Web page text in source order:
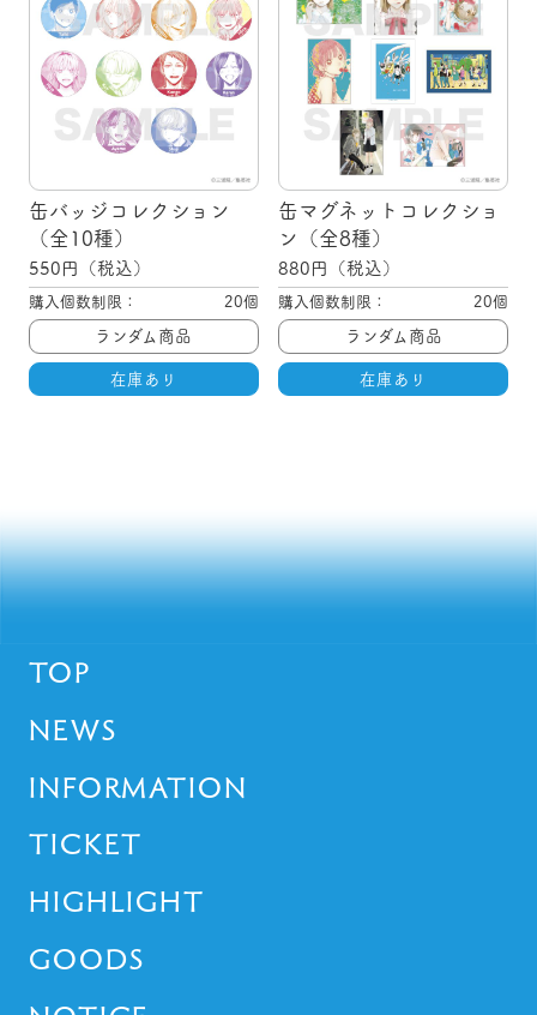
缶バッジコレクション
（全10種）
550 円（税込）
購入個数制限： 20個
ランダム商品
在庫あり
缶マグネットコレクショ
ン（全8種）
880 円（税込）
購入個数制限： 20個
ランダム商品
在庫あり
TOP
NEWS
INFORMATION
TICKET
HIGHLIGHT
GOODS